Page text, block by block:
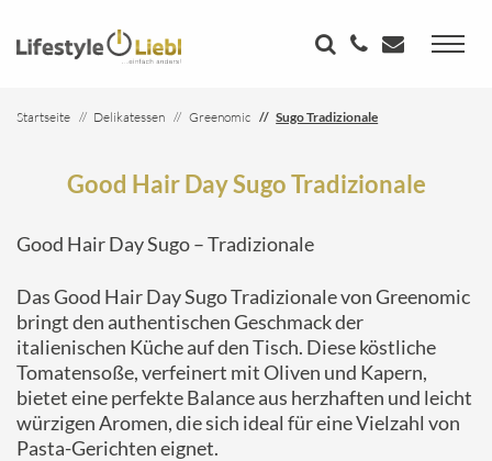
Startseite Delikatessen Greenomic Sugo Tradizionale
Good Hair Day Sugo Tradizionale
Good Hair Day Sugo – Tradizionale
Das Good Hair Day Sugo Tradizionale von Greenomic
bringt den authentischen Geschmack der
italienischen Küche auf den Tisch. Diese köstliche
Tomatensoße, verfeinert mit Oliven und Kapern,
bietet eine perfekte Balance aus herzhaften und leicht
würzigen Aromen, die sich ideal für eine Vielzahl von
Pasta-Gerichten eignet.